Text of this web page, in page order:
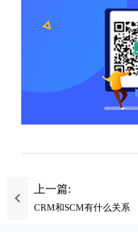
上一篇:
CRM和SCM有什么关系